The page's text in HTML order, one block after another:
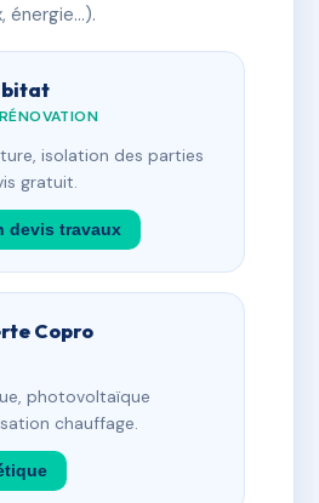
énergie…).
isolation des parties
gratuit.
devis travaux
Copro
photovoltaïque
chauffage.